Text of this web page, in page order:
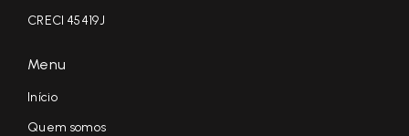
CRECI 45419J
Menu
Início
Quem somos